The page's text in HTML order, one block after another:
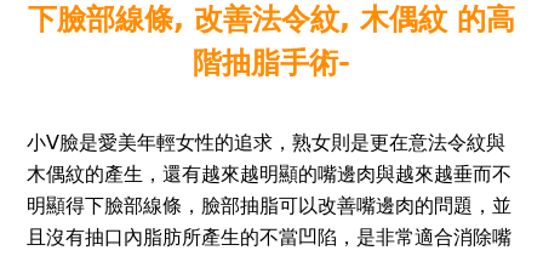
下臉部線條, 改善法令紋, 木偶紋 的高
階抽脂手術-
小V臉是愛美年輕女性的追求，熟女則是更在意法令紋與
木偶紋的產生，還有越來越明顯的嘴邊肉與越來越垂而不
明顯得下臉部線條，臉部抽脂可以改善嘴邊肉的問題，並
且沒有抽口內脂肪所產生的不當凹陷，是非常適合消除嘴